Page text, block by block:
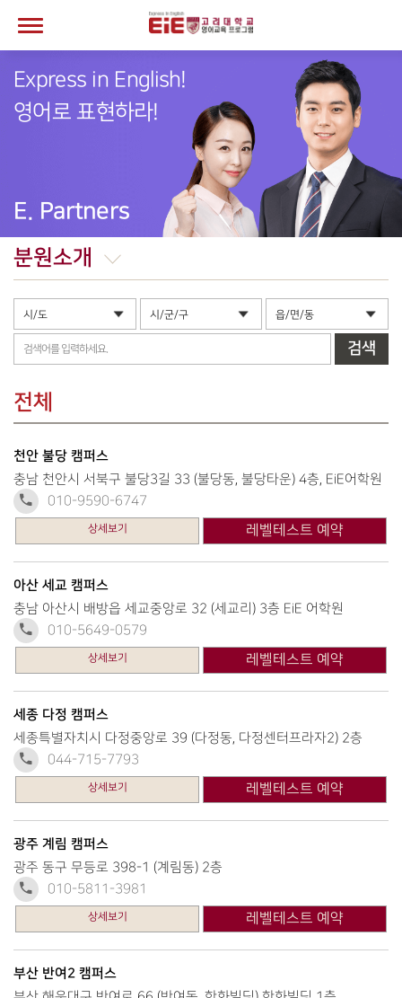
Express in English!
영어로 표현하라!
E. Partners
분원소개
검색
전체
천안 불당 캠퍼스
충남 천안시 서북구 불당3길 33 (불당동, 불당타운) 4층, EiE어학원
010-9590-6747
상세보기 레벨테스트 예약
아산 세교 캠퍼스
충남 아산시 배방읍 세교중앙로 32 (세교리) 3층 EiE 어학원
010-5649-0579
상세보기 레벨테스트 예약
세종 다정 캠퍼스
세종특별자치시 다정중앙로 39 (다정동, 다정센터프라자2) 2층
044-715-7793
상세보기 레벨테스트 예약
광주 계림 캠퍼스
광주 동구 무등로 398-1 (계림동) 2층
010-5811-3981
상세보기 레벨테스트 예약
부산 반여2 캠퍼스